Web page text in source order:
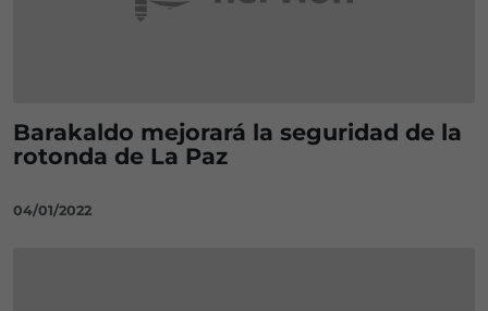
Barakaldo mejorará la seguridad de la
rotonda de La Paz
04/01/2022